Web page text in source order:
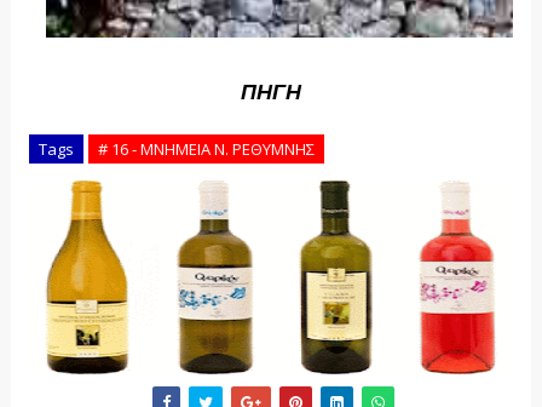
ΠΗΓΗ
Tags # 16 - ΜΝΗΜΕΙΑ Ν. ΡΕΘΥΜΝΗΣ